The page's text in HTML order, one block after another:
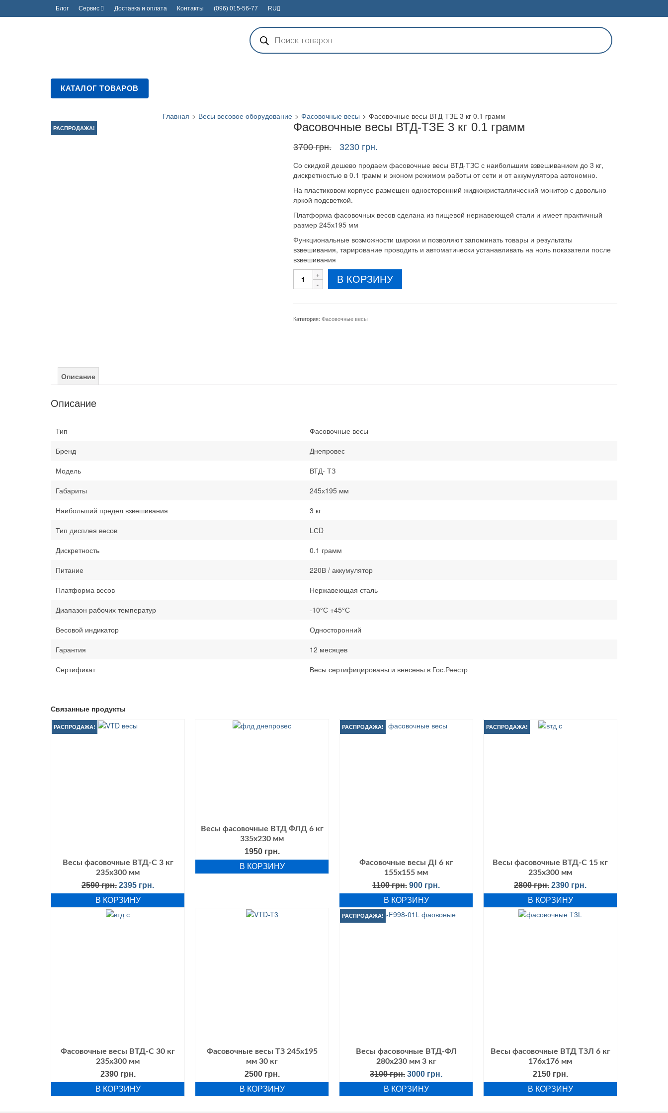
Блог Сервис Доставка и оплата Контакты (096) 015-56-77 RU
Поиск
товаров
КАТАЛОГ ТОВАРОВ
Главная > Весы весовое оборудование > Фасовочные весы > Фасовочные весы ВТД-ТЗЕ 3 кг 0.1 грамм
РАСПРОДАЖА! Фасовочные весы ВТД-ТЗЕ 3 кг 0.1 грамм
3700грн.
Первоначальная
составляла
3700 грн..
3230 грн.
3230 грн..
Со скидкой дешево продаем фасовочные весы ВТД-ТЗС с наибольшим взвешиванием до 3 кг,
дискретностью в 0.1 грамм и эконом режимом работы от сети и от аккумулятора автономно.
На пластиковом корпусе размещен односторонний жидкокристаллический монитор с довольно
яркой подсветкой.
Платформа фасовочных весов сделана из пищевой нержавеющей стали и имеет практичный
размер 245х195 мм
Функциональные возможности широки и позволяют запоминать товары и результаты
взвешивания, тарирование проводить и автоматически устанавливать на ноль показатели после
взвешивания
Количество
товара
ТЗЕ
В КОРЗИНУ
Категория: Фасовочные весы
Описание
Описание
Тип
Фасовочные весы
Бренд
Днепровес
Модель
ВТД- ТЗ
Габариты
245х195 мм
Наибольший предел взвешивания
3 кг
Тип дисплея весов
LСD
Дискретность
0.1 грамм
Питание
220В / аккумулятор
Платформа весов
Нержавеющая сталь
Диапазон рабочих температур
-10°С +45°С
Весовой индикатор
Односторонний
Гарантия
12 месяцев
Сертификат
Весы сертифицированы и внесены в Гос.Реестр
Связанные продукты
РАСПРОДАЖА!
Весы фасовочные ВТД-С 3 кг
235х300 мм
2590грн. Первоначальная
цена
составляла
2590 грн..
2395 грн.
цена:
В КОРЗИНУ
Весы фасовочные ВТД ФЛД 6 кг
335х230 мм
1950 грн.
В КОРЗИНУ
РАСПРОДАЖА!
Фасовочные весы ДІ 6 кг
155х155 мм
1100грн. Первоначальная
цена
составляла
1100 грн..
900 грн.
цена:
В КОРЗИНУ
РАСПРОДАЖА!
Весы фасовочные ВТД-С 15 кг
235х300 мм
2800грн. Первоначальная
цена
составляла
2800 грн..
2390 грн.
цена:
В КОРЗИНУ
Фасовочные весы ВТД-С 30 кг
235х300 мм
2390 грн.
В КОРЗИНУ
Фасовочные весы ТЗ 245х195
мм 30 кг
2500 грн.
В КОРЗИНУ
РАСПРОДАЖА!
Весы фасовочные ВТД-ФЛ
280х230 мм 3 кг
3100грн. Первоначальная
цена
составляла
3000 грн.
цена:
В КОРЗИНУ
Весы фасовочные ВТД ТЗЛ 6 кг
176х176 мм
2150 грн.
В КОРЗИНУ